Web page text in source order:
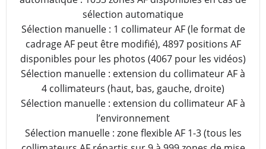
sélection automatique
Sélection manuelle : 1 collimateur AF (le format de
cadrage AF peut être modifié), 4897 positions AF
disponibles pour les photos (4067 pour les vidéos)
Sélection manuelle : extension du collimateur AF à
4 collimateurs (haut, bas, gauche, droite)
Sélection manuelle : extension du collimateur AF à
l’environnement
Sélection manuelle : zone flexible AF 1-3 (tous les